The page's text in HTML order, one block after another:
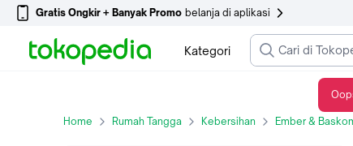
Gratis Ongkir + Banyak Promo belanja di aplikasi
Kategori
Baskom Sayur stainless steel Multifungsi 20cm
Home Rumah Tangga Kebersihan Ember &